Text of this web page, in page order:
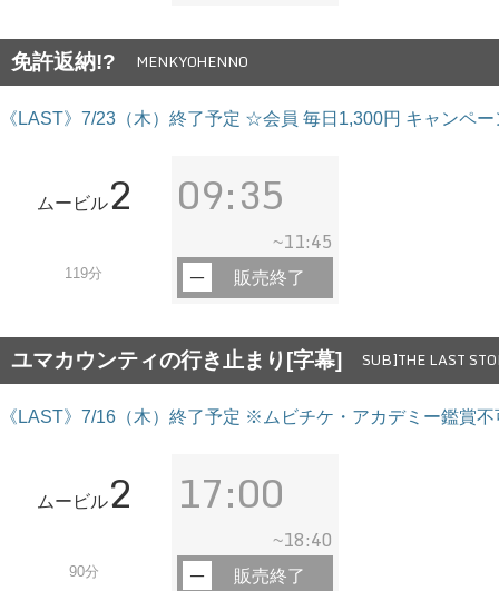
免許返納!? MENKYOHENNO
《LAST》7/23（木）終了予定 ☆会員 毎日1,300円 キャンペー
ムービル2
119分
09:35
~11:45
販売終了
ユマカウンティの行き止まり[字幕] SUB]THE LAST
《LAST》7/16（木）終了予定 ※ムビチケ・アカデミー鑑賞
ムービル2
90分
17:00
~18:40
販売終了